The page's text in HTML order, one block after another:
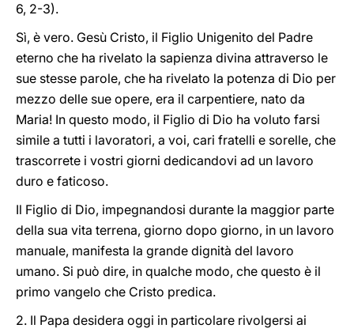
6, 2-3).
Sì, è vero. Gesù Cristo, il Figlio Unigenito del Padre
eterno che ha rivelato la sapienza divina attraverso le
sue stesse parole, che ha rivelato la potenza di Dio per
mezzo delle sue opere, era il carpentiere, nato da
Maria! In questo modo, il Figlio di Dio ha voluto farsi
simile a tutti i lavoratori, a voi, cari fratelli e sorelle, che
trascorrete i vostri giorni dedicandovi ad un lavoro
duro e faticoso.
Il Figlio di Dio, impegnandosi durante la maggior parte
della sua vita terrena, giorno dopo giorno, in un lavoro
manuale, manifesta la grande dignità del lavoro
umano. Si può dire, in qualche modo, che questo è il
primo vangelo che Cristo predica.
2. Il Papa desidera oggi in particolare rivolgersi ai